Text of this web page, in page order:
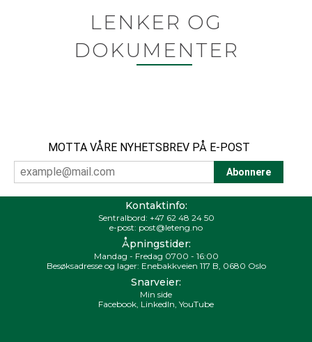
LENKER OG
DOKUMENTER
MOTTA VÅRE NYHETSBREV PÅ E-POST
Kontaktinfo:
Sentralbord: +47 62 48 24 50
e-post: post@leteng.no
Åpningstider:
Mandag - Fredag 0700 - 16:00
Besøksadresse og lager: Enebakkveien 117 B, 0680 Oslo
Snarveier:
Min side
Facebook LinkedIn YouTube